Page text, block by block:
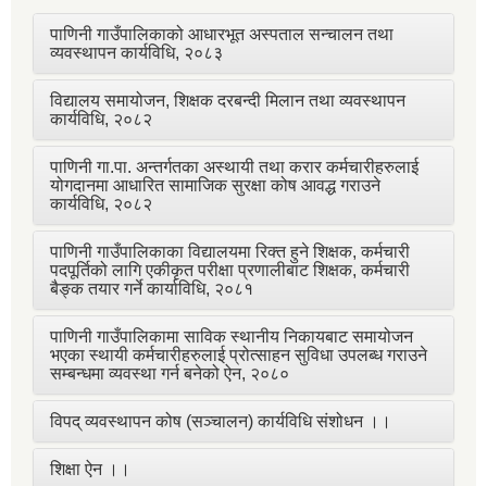
पाणिनी गाउँपालिकाको आधारभूत अस्पताल सन्चालन तथा
व्यवस्थापन कार्यविधि, २०८३
विद्यालय समायोजन, शिक्षक दरबन्दी मिलान तथा व्यवस्थापन
कार्यविधि, २०८२
पाणिनी गा.पा. अन्तर्गतका अस्थायी तथा करार कर्मचारीहरुलाई
योगदानमा आधारित सामाजिक सुरक्षा कोष आवद्ध गराउने
कार्यविधि, २०८२
पाणिनी गाउँपालिकाका विद्यालयमा रिक्त हुने शिक्षक, कर्मचारी
पदपूर्तिको लागि एकीकृत परीक्षा प्रणालीबाट शिक्षक, कर्मचारी
बैङ्क तयार गर्ने कार्याविधि, २०८१
पाणिनी गाउँपालिकामा साविक स्थानीय निकायबाट समायोजन
भएका स्थायी कर्मचारीहरुलाई प्रोत्साहन सुविधा उपलब्ध गराउने
सम्बन्धमा व्यवस्था गर्न बनेको ऐन, २०८०
विपद् व्यवस्थापन कोष (सञ्चालन) कार्यविधि संशोधन ।।
शिक्षा ऐन ।।